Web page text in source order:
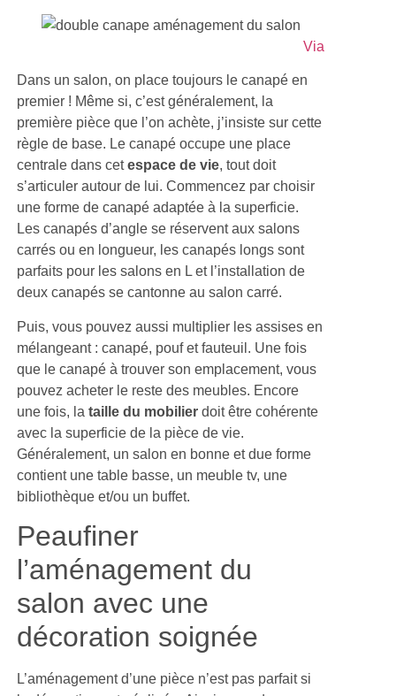
Via
Dans un salon, on place toujours le canapé en
premier ! Même si, c’est généralement, la
première pièce que l’on achète, j’insiste sur cette
règle de base. Le canapé occupe une place
centrale dans cetespace de vie, tout doit
s’articuler autour de lui. Commencez par choisir
une forme de canapé adaptée à la superficie.
Les canapés d’angle se réservent aux salons
carrés ou en longueur, les canapés longs sont
parfaits pour les salons en L et l’installation de
deux canapés se cantonne au salon carré.
Puis, vous pouvez aussi multiplier les assises en
mélangeant : canapé, pouf et fauteuil. Une fois
que le canapé à trouver son emplacement, vous
pouvez acheter le reste des meubles. Encore
une fois, lataille du mobilier doit être cohérente
avec la superficie de la pièce de vie.
Généralement, un salon en bonne et due forme
contient une table basse, un meuble tv, une
bibliothèque et/ou un buffet.
Peaufiner
l’aménagement du
salon avec une
décoration soignée
L’aménagement d’une pièce n’est pas parfait si